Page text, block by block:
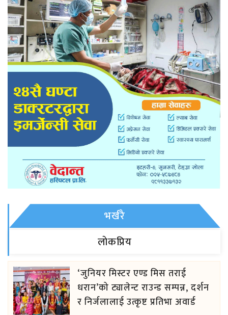
भर्खरै
लाेकप्रिय
‘जुनियर मिस्टर एण्ड मिस तराई
धरान’को ट्यालेन्ट राउन्ड सम्पन्न, दर्शन
र निर्जलालाई उत्कृष्ट प्रतिभा अवार्ड